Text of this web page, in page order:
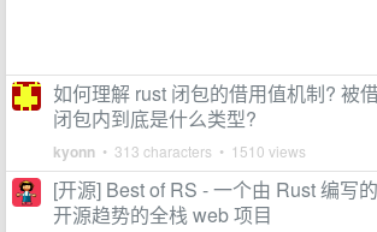
如何理解 rust 闭包的借用值机制? 被
闭包内到底是什么类型?
kyonn • 313 characters • 1510 views
[开源] Best of RS - 一个由 Rust 编写
开源趋势的全栈 web 项目